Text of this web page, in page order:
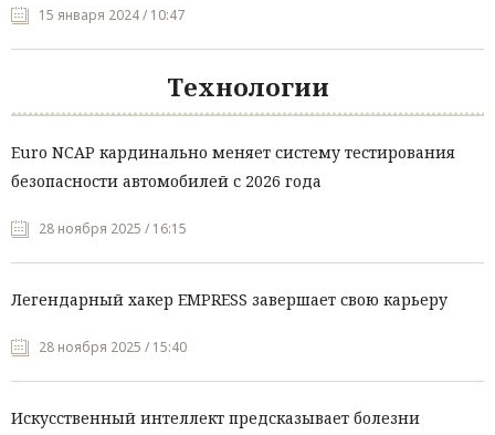
15 января 2024 / 10:47
Технологии
Euro NCAP кардинально меняет систему тестирования
безопасности автомобилей с 2026 года
28 ноября 2025 / 16:15
Легендарный хакер EMPRESS завершает свою карьеру
28 ноября 2025 / 15:40
Искусственный интеллект предсказывает болезни